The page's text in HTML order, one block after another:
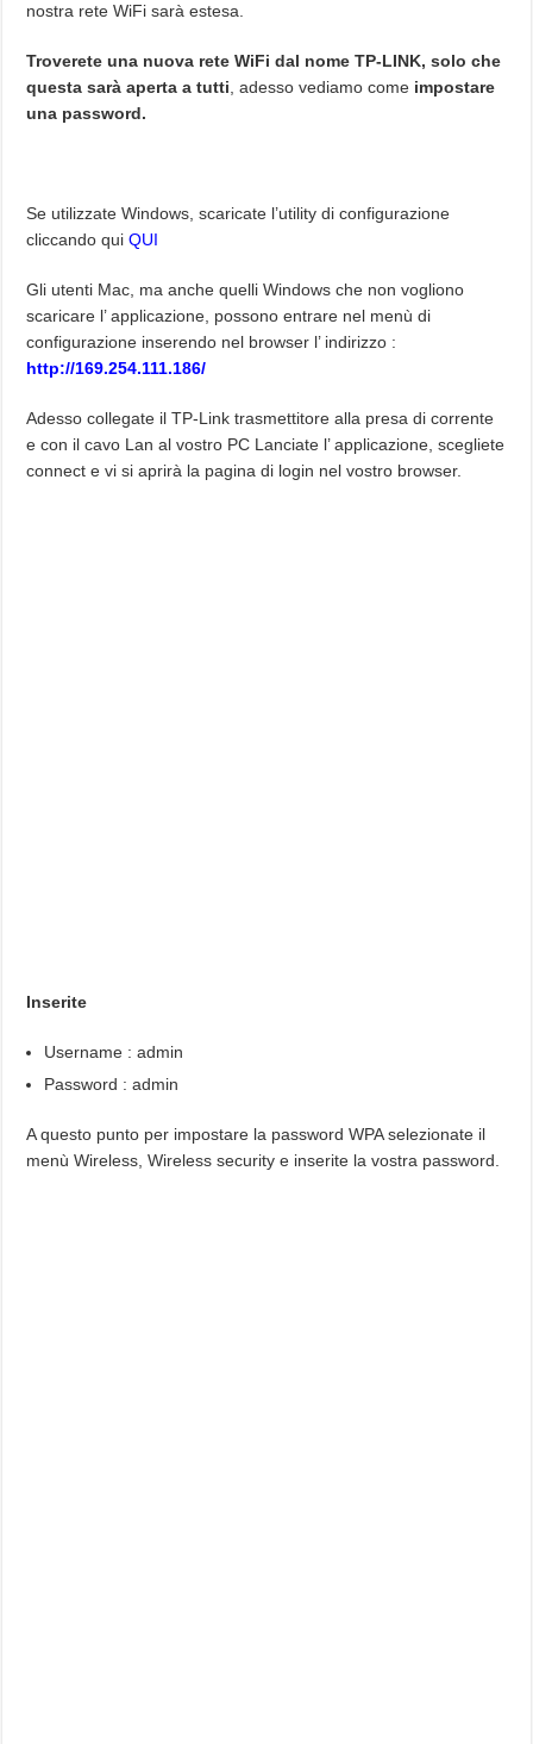
nostra rete WiFi sarà estesa.
Troverete una nuova rete WiFi dal nome TP-LINK, solo che
questa sarà aperta a tutti , adesso vediamo come impostare
una password.
Se utilizzate Windows, scaricate l’utility di configurazione
cliccando quiQUI
Gli utenti Mac, ma anche quelli Windows che non vogliono
scaricare l’ applicazione, possono entrare nel menù di
configurazione inserendo nel browser l’ indirizzo :
http://169.254.111.186/
Adesso collegate il TP-Link trasmettitore alla presa di corrente
e con il cavo Lan al vostro PC Lanciate l’ applicazione, scegliete
connect e vi si aprirà la pagina di login nel vostro browser.
Inserite
Username : admin
Password : admin
A questo punto per impostare la password WPA selezionate il
menù Wireless, Wireless security e inserite la vostra password.